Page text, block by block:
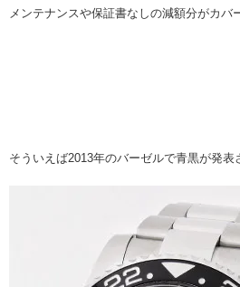
メンテナンスや保証書なしの減額分がカバ
そういえば2013年のバーゼルで青黒が発表